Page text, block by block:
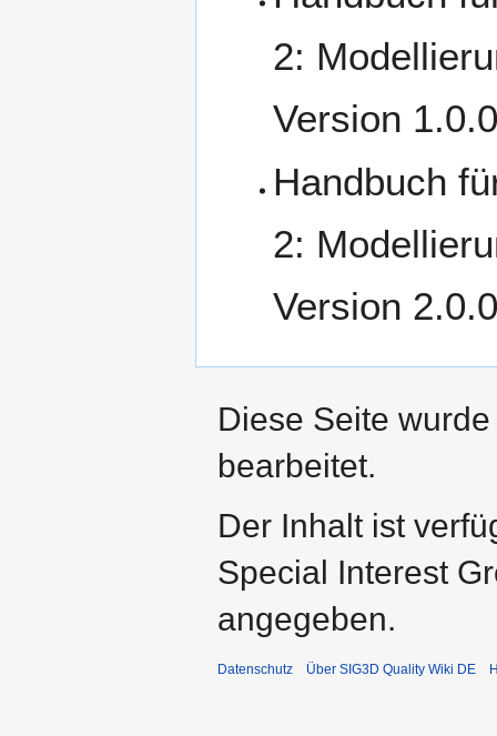
2:
Version
Handbuch
2:
Version
Diese Seite
bearbeitet.
Der Inhalt ist
Special Interest
angegeben.
Datenschutz Über SIG3D Quality Wiki DE